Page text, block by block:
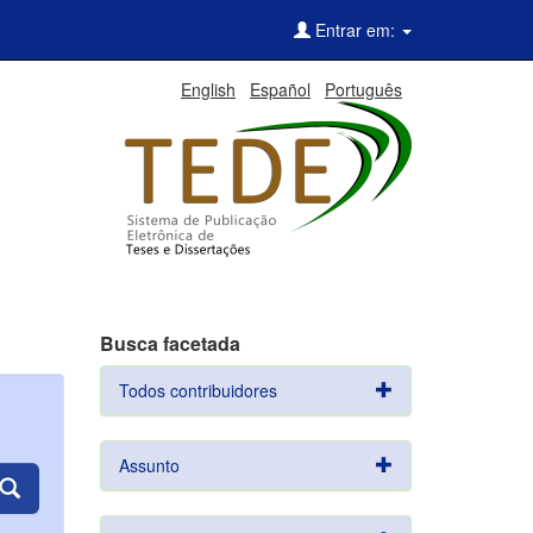
Entrar em:
English Español Português
Busca facetada
Todos contribuidores
Assunto